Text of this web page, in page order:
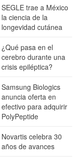
SEGLE trae a México
la ciencia de la
longevidad cutánea
¿Qué pasa en el
cerebro durante una
crisis epiléptica?
Samsung Biologics
anuncia oferta en
efectivo para adquirir
PolyPeptide
Novartis celebra 30
años de avances